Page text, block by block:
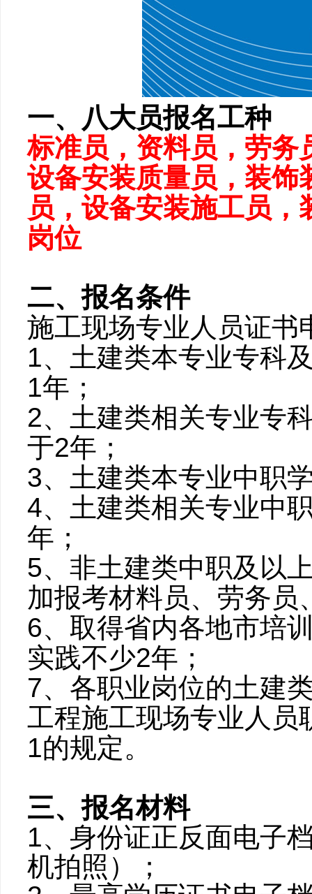
一、八大员报名工种
标准员，资料员，劳务
设备安装质量员，装饰
员，设备安装施工员
岗位
二、报名条件
施工现场专业人员证书
1、土建类本专业专科
1年；
2、土建类相关专业专
于2年；
3、土建类本专业中职
4、土建类相关专业中
年；
5、非土建类中职及以
加报考材料员、劳务员
6、取得省内各地市培
实践不少2年；
7、各职业岗位的土建
工程施工现场专业人员
1的规定。
三、报名材料
1、身份证正反面电子
机拍照）；